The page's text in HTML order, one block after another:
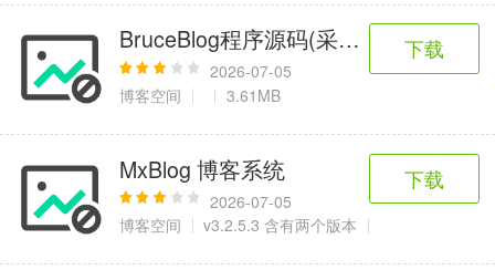
BruceBlog程序源码(采用NHibernate)
2026-07-05
博客空间
3.61MB
下载
MxBlog 博客系统
2026-07-05
博客空间
v3.2.5.3 含有两个版本
下载